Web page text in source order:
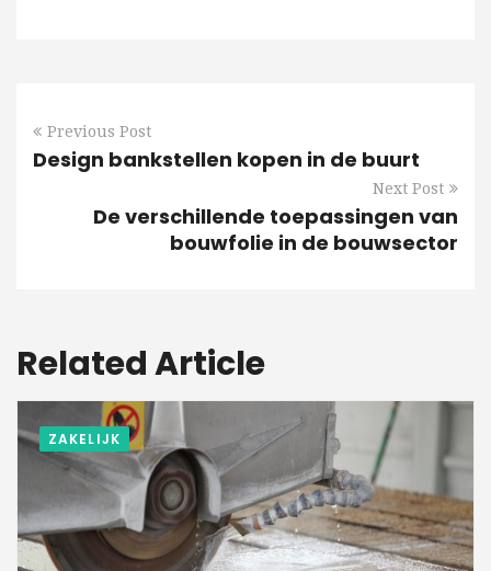
Previous Post
Design bankstellen kopen in de buurt
Next Post
De verschillende toepassingen van
bouwfolie in de bouwsector
Related Article
ZAKELIJK